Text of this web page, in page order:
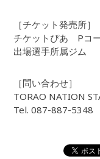
［チケット発売所］
チケットぴあ Pコ
出場選手所属ジム
［問い合わせ］
TORAO NATION
Tel. 087-887-5348